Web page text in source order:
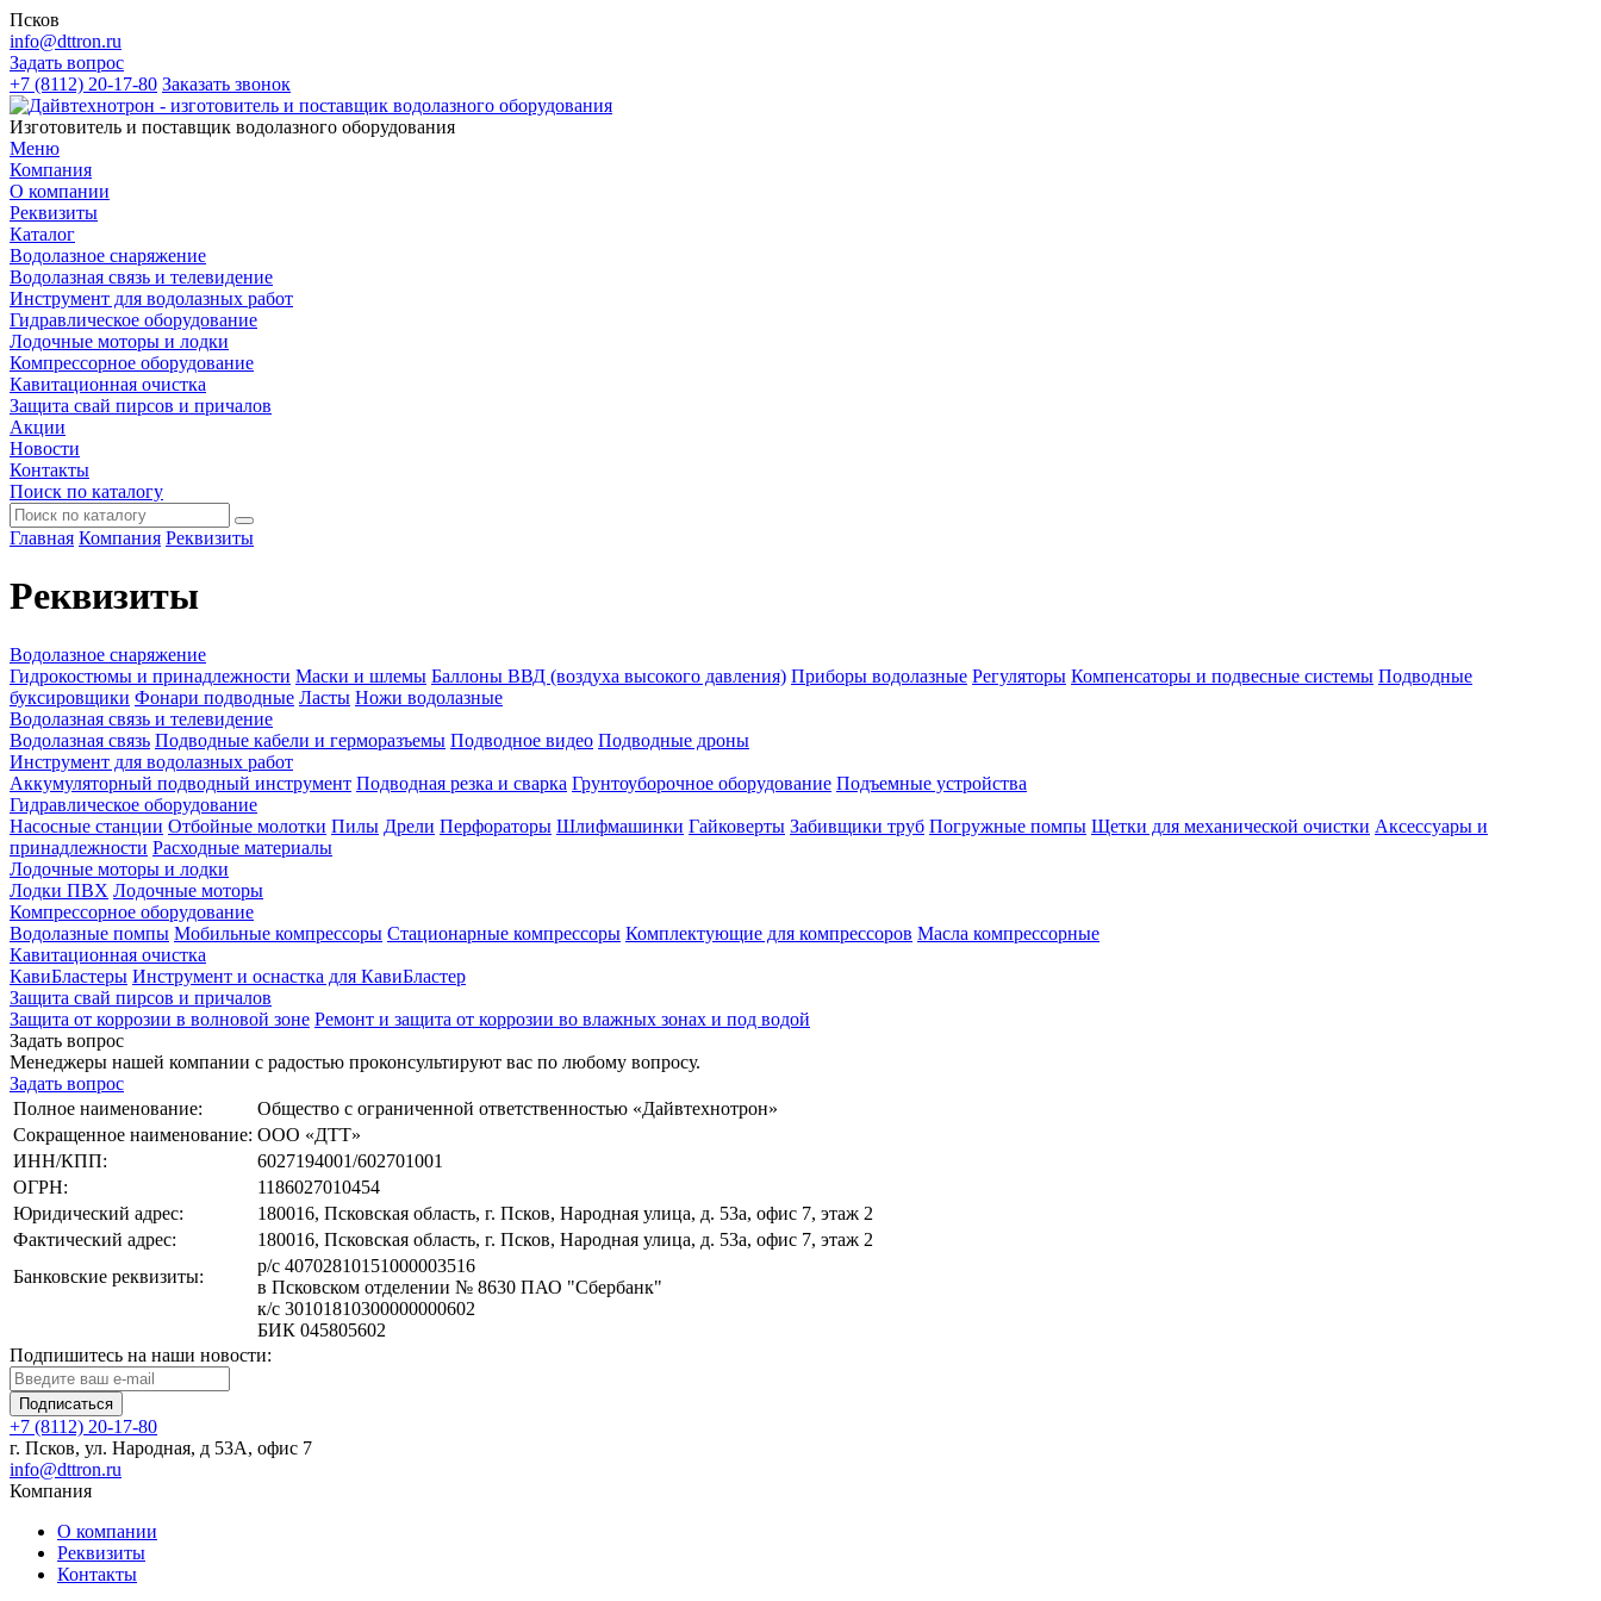
Псков
info@dttron.ru
Задать вопрос
+7 (8112) 20-17-80 Заказать звонок
Изготовитель и поставщик водолазного оборудования
Меню
Компания
О компании
Реквизиты
Каталог
Водолазное снаряжение
Водолазная связь и телевидение
Инструмент для водолазных работ
Гидравлическое оборудование
Лодочные моторы и лодки
Компрессорное оборудование
Кавитационная очистка
Защита свай пирсов и причалов
Акции
Новости
Контакты
Поиск по каталогу
Главная Компания Реквизиты
Реквизиты
Водолазное снаряжение
Гидрокостюмы и принадлежности Маски и шлемы Баллоны ВВД (воздуха высокого давления) Приборы водолазные Регуляторы Компенсаторы и подвесные системы Подводные
буксировщики Фонари подводные Ласты Ножи водолазные
Водолазная связь и телевидение
Водолазная связь Подводные кабели и герморазъемы Подводное видео Подводные дроны
Инструмент для водолазных работ
Аккумуляторный подводный инструмент Подводная резка и сварка Грунтоуборочное оборудование Подъемные устройства
Гидравлическое оборудование
Насосные станции Отбойные молотки Пилы Дрели Перфораторы Шлифмашинки Гайковерты Забивщики труб Погружные помпы Щетки для механической очистки Аксессуары и
принадлежности Расходные материалы
Лодочные моторы и лодки
Лодки ПВХ Лодочные моторы
Компрессорное оборудование
Водолазные помпы Мобильные компрессоры Стационарные компрессоры Комплектующие для компрессоров Масла компрессорные
Кавитационная очистка
КавиБластеры Инструмент и оснастка для КавиБластер
Защита свай пирсов и причалов
Защита от коррозии в волновой зоне Ремонт и защита от коррозии во влажных зонах и под водой
Задать вопрос
Менеджеры нашей компании с радостью проконсультируют вас по любому вопросу.
Задать вопрос
Полное наименование:
Общество с ограниченной ответственностью «Дайвтехнотрон»
Сокращенное наименование: ООО «ДТТ»
ИНН/КПП:
6027194001/602701001
ОГРН:
1186027010454
Юридический адрес:
180016, Псковская область, г. Псков, Народная улица, д. 53а, офис 7, этаж 2
Фактический адрес:
180016, Псковская область, г. Псков, Народная улица, д. 53а, офис 7, этаж 2
Банковские реквизиты:
р/с 40702810151000003516
в Псковском отделении № 8630 ПАО "Сбербанк"
к/с 30101810300000000602
БИК 045805602
Подпишитесь на наши новости:
Подписаться
+7 (8112) 20-17-80
г. Псков, ул. Народная, д 53А, офис 7
info@dttron.ru
Компания
О компании
Реквизиты
Контакты